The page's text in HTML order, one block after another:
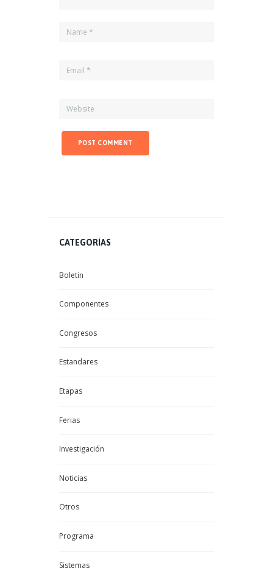
CATEGORÍAS
Boletin
Componentes
Congresos
Estandares
Etapas
Ferias
Investigación
Noticias
Otros
Programa
Sistemas